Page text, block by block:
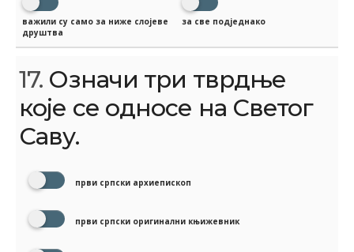
важили су само за ниже слојеве
друштва
за све подједнако
17. Означи три тврдње
које се односе на Светог
Саву.
први српски архиепископ
први српски оригинални књижевник